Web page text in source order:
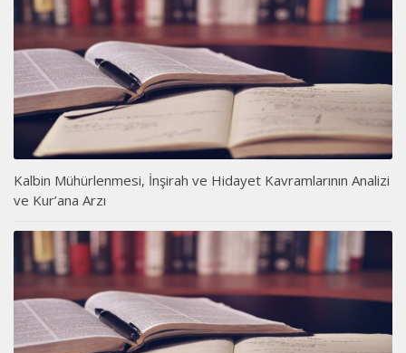
Kalbin Mühürlenmesi, İnşirah ve Hidayet Kavramlarının Analizi
ve Kur’ana Arzı